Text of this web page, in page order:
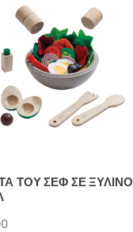
ΤΟΥ ΣΕΦ ΣΕ ΞΥΛΙΝΟ